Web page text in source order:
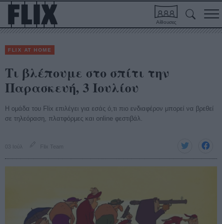
Αίθουσες
FLIX AT HOME
Τι βλέπουμε στο σπίτι την
Παρασκευή, 3 Ιουλίου
Η ομάδα του Flix επιλέγει για εσάς ό,τι πιο ενδιαφέρον μπορεί να βρεθεί
σε τηλεόραση, πλατφόρμες και online φεστιβάλ.
03 Ιούλ Flix Team